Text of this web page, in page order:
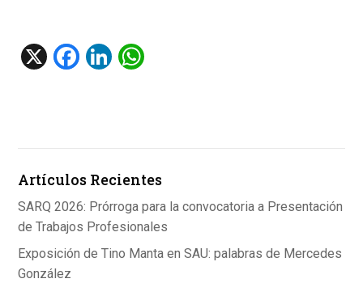
X
F
o
k
Li
p
p
Artículos Recientes
SARQ 2026: Prórroga para la convocatoria a Presentación
de Trabajos Profesionales
Exposición de Tino Manta en SAU: palabras de Mercedes
González